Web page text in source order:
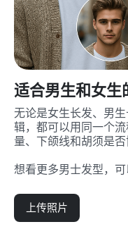
适合男生和女生
无论是女生长发、男
辑，都可以用同一个
量、下颌线和胡须是否
想看更多男士发型，可
上传照片